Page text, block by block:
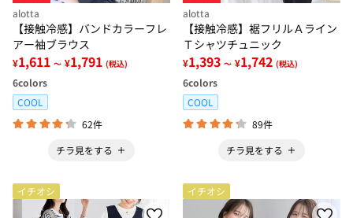
alotta
【接触冷感】バンドカラーフレ
アー袖ブラウス
¥1,611 ～ ¥1,791 (税込)
6colors
COOL
62件
チラ見をする
alotta
【接触冷感】裾フリルＡライン
Ｔシャツチュニック
¥1,393 ～ ¥1,742 (税込)
6colors
COOL
89件
チラ見をする
イチオシ イチオシ